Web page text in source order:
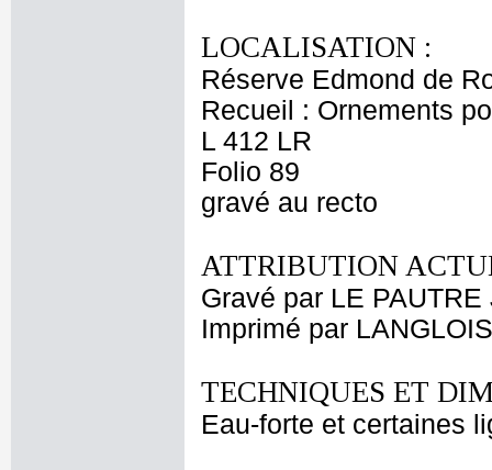
LOCALISATION :
Réserve Edmond de
Recueil : Ornements
L 412 LR
Folio 89
gravé au recto
ATTRIBUTION
Gravé par LE PAUTRE
Imprimé par
TECHNIQUES ET
Eau-forte et certaines